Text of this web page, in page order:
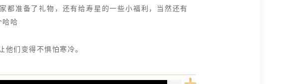
准备了礼物，还有给寿星的一些小福利，当然还有
哈哈
们变得不惧怕寒冷。